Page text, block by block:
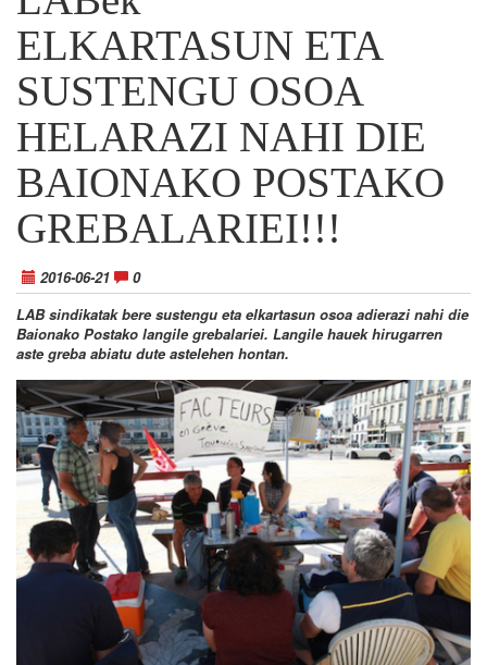
ELKARTASUN ETA
SUSTENGU OSOA
HELARAZI NAHI DIE
BAIONAKO POSTAKO
GREBALARIEI!!!
2016-06-21
0
LAB sindikatak bere sustengu eta elkartasun osoa adierazi nahi die
Baionako Postako langile grebalariei. Langile hauek hirugarren
aste greba abiatu dute astelehen hontan.